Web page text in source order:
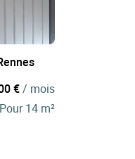
€/ mois
Pour 14 m²